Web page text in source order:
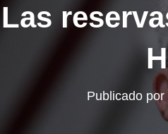
Las
Publicado por